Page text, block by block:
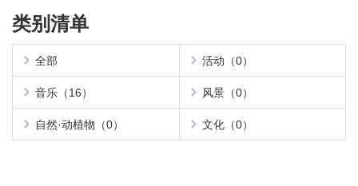
类别清单
全部 活动（0）
音乐（16） 风景（0）
自然·动植物（0） 文化（0）